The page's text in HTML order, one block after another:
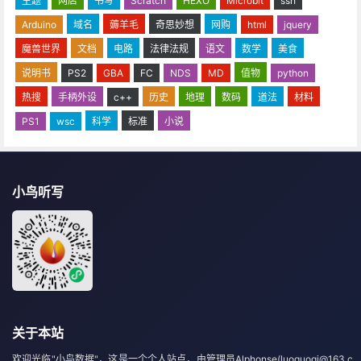
Arduino
域名 薅羊毛 奇思妙想 网购 html
jquery
魔兽世界
文档 电路 法律法规 语文 数学
美食
说明书
PS2 GBA FC NDS MD 值物
python
热搜
手柄外设 c++ 历史 地理 数码 道法
材料
PS1
wsc 科学 标准 小说
小鸟听写
关于本站